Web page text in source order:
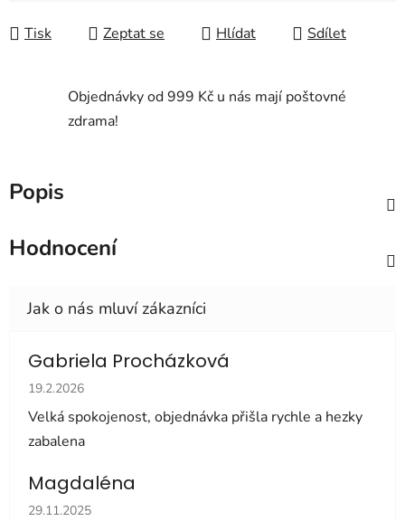
Tisk Zeptat se Hlídat Sdílet
Objednávky od 999 Kč u nás mají poštovné
zdrama!
Popis
Hodnocení
Gabriela Procházková
Hodnocení obchodu je 5 z 5 hvězdiček.
19.2.2026
Velká spokojenost, objednávka přišla rychle a hezky
zabalena
Magdaléna
Hodnocení obchodu je 5 z 5 hvězdiček.
29.11.2025